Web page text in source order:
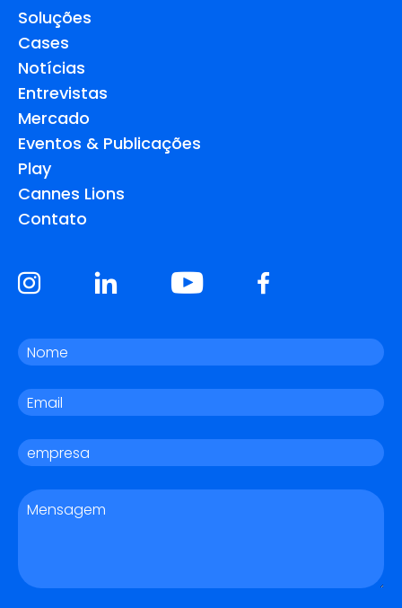
Soluções
Cases
Notícias
Entrevistas
Mercado
Eventos & Publicações
Play
Cannes Lions
Contato